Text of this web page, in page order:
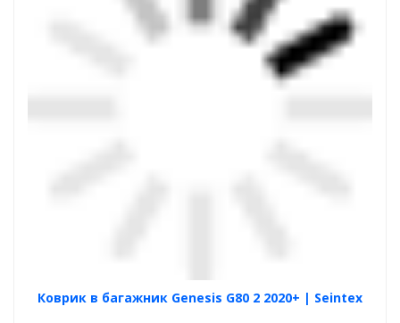
Коврик в багажник Genesis G80 2 2020+ | Seintex